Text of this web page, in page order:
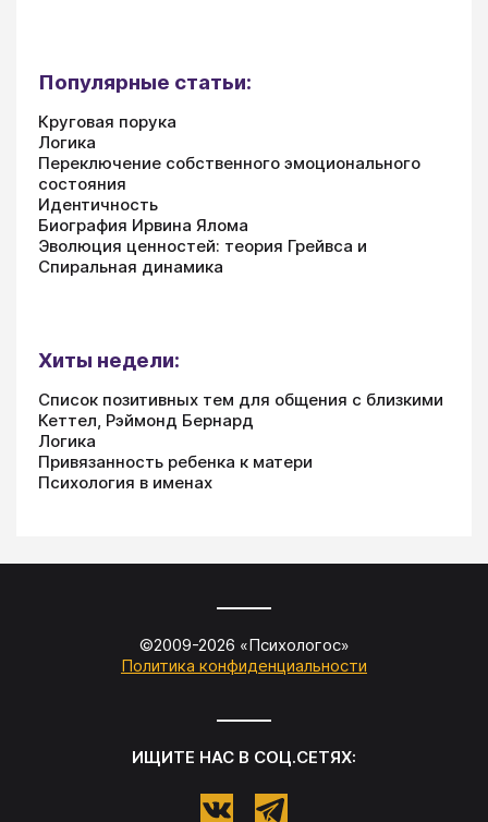
Популярные статьи:
Круговая порука
Логика
Переключение собственного эмоционального
состояния
Идентичность
Биография Ирвина Ялома
Эволюция ценностей: теория Грейвса и
Спиральная динамика
Хиты недели:
Список позитивных тем для общения с близкими
Кеттел, Рэймонд Бернард
Логика
Привязанность ребенка к матери
Психология в именах
©2009-2026 «Психологос»
Политика конфиденциальности
ИЩИТЕ НАС В СОЦ.СЕТЯХ: